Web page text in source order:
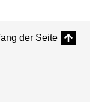
der Seite